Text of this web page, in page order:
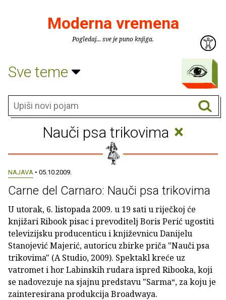
Moderna vremena
Pogledaj... sve je puno knjiga.
Sve teme
Nauči psa trikovima ×
NAJAVA • 05.10.2009.
Carne del Carnaro: Nauči psa trikovima
U utorak, 6. listopada 2009. u 19 sati u riječkoj će
knjižari Ribook pisac i prevoditelj Boris Perić ugostiti
televizijsku producenticu i književnicu Danijelu
Stanojević Majerić, autoricu zbirke priča "Nauči psa
trikovima" (A Studio, 2009). Spektakl kreće uz
vatromet i hor Labinskih rudara ispred Ribooka, koji
se nadovezuje na sjajnu predstavu "Sarma“, za koju je
zainteresirana produkcija Broadwaya.